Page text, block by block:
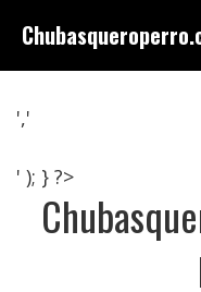
contenido
','
' ); } ?>